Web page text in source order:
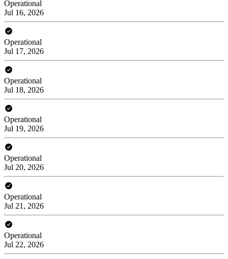
Operational
Jul 16, 2026
Operational
Jul 17, 2026
Operational
Jul 18, 2026
Operational
Jul 19, 2026
Operational
Jul 20, 2026
Operational
Jul 21, 2026
Operational
Jul 22, 2026